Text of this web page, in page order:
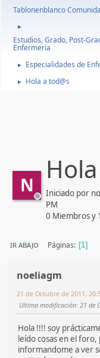
Tablonenblanco
►
Estudios, Grado, Post-
Enfermería
► Especialidades de
► Hola a tod@s
N
Iniciado por
PM
0 Miembros y
IR ABAJO Páginas 1
noeliagm
21 de Octubre de 2011,
Ultima modificación: 21 de
Hola !!!! soy
leído cosas en el
informandome a ver